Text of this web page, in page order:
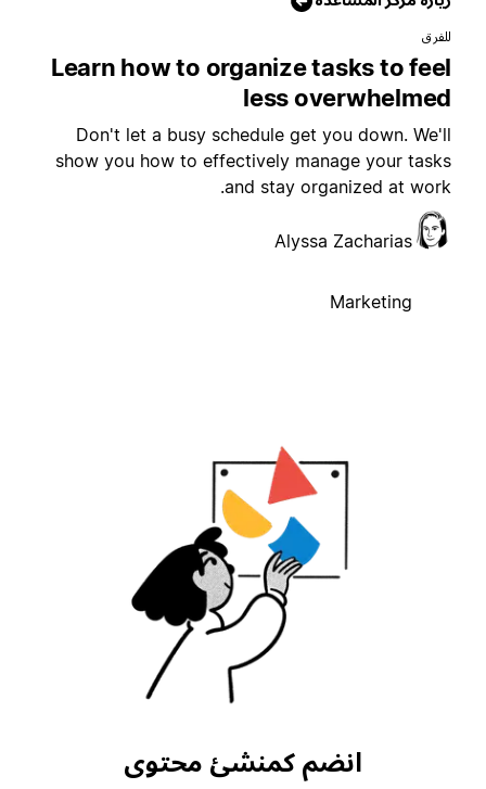
Learn how to organize tasks to
less
Don't let a busy schedule get you down.
show you how to effectively manage your
and stay organized at
Alyssa Zacharias
Marketing
انضم كمنشئ محتوى